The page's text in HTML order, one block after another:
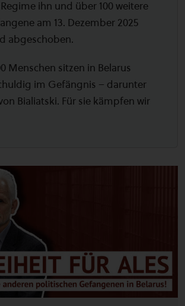
ihn und über 100 weitere
am 13. Dezember 2025
abgeschoben.
Menschen sitzen in Belarus
im Gefängnis – darunter
Bialiatski. Für sie kämpfen wir